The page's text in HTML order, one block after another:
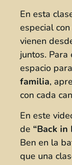
En esta
especial con
vienen
juntos. Para
espacio para
familia,
con cada
En este
de “Back in
Ben en la
que una